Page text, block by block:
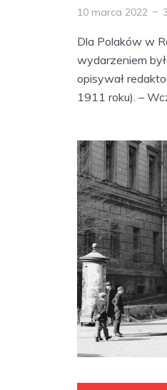
10 marca 2022
Dla Polaków w
wydarzeniem
opisywał
1911 roku). –